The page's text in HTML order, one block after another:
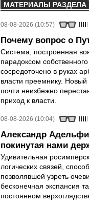
МАТЕРИАЛЫ РАЗДЕЛА
08-08-2026 (10:57)
Почему вопрос о
Система, построенная
парадоксом
сосредоточено в руках
власти преемнику.
почти неизбежно
приход к власти.
08-08-2026 (10:04)
Александр
покинутая нами
Удивительная
логических связей,
позволявшей узреть
бесконечная экспансия
постоянном